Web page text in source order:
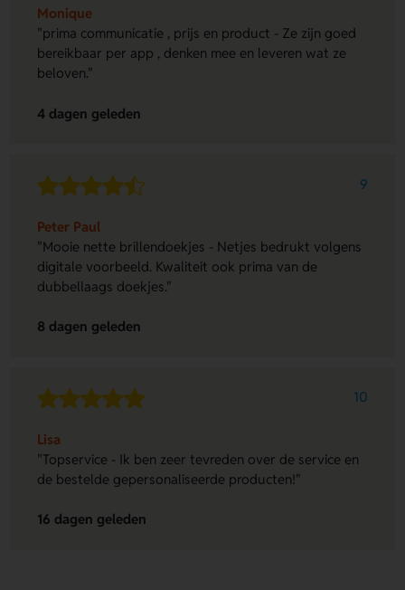
Monique
"prima communicatie , prijs en product - Ze zijn goed
bereikbaar per app , denken mee en leveren wat ze
beloven."
4 dagen geleden
9
Peter Paul
"Mooie nette brillendoekjes - Netjes bedrukt volgens
digitale voorbeeld. Kwaliteit ook prima van de
dubbellaags doekjes."
8 dagen geleden
10
Lisa
"Topservice - Ik ben zeer tevreden over de service en
de bestelde gepersonaliseerde producten!"
16 dagen geleden